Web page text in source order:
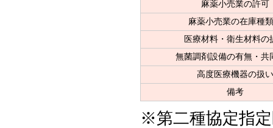
麻薬小売業の許可
麻薬小売業の在庫種
医療材料・衛生材料の
無菌調剤設備の有無・共
高度医療機器の扱い
備考
第二種協定指